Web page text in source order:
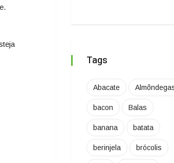
Tags
Abacate
bacon Balas
banana batata
berinjela brócolis